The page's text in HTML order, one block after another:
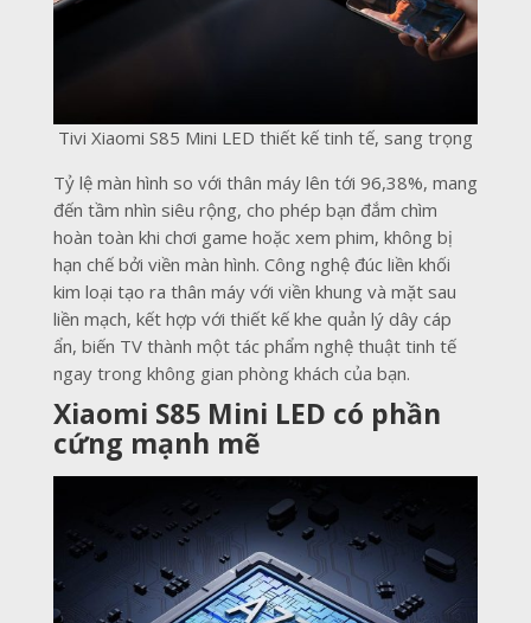
Tivi Xiaomi S85 Mini LED thiết kế tinh tế, sang trọng
Tỷ lệ màn hình so với thân máy lên tới 96,38%, mang
đến tầm nhìn siêu rộng, cho phép bạn đắm chìm
hoàn toàn khi chơi game hoặc xem phim, không bị
hạn chế bởi viền màn hình. Công nghệ đúc liền khối
kim loại tạo ra thân máy với viền khung và mặt sau
liền mạch, kết hợp với thiết kế khe quản lý dây cáp
ẩn, biến TV thành một tác phẩm nghệ thuật tinh tế
ngay trong không gian phòng khách của bạn.
Xiaomi S85 Mini LED có phần
cứng mạnh mẽ